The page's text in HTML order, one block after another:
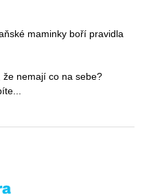
maminky boří pravidla
že nemají co na sebe?